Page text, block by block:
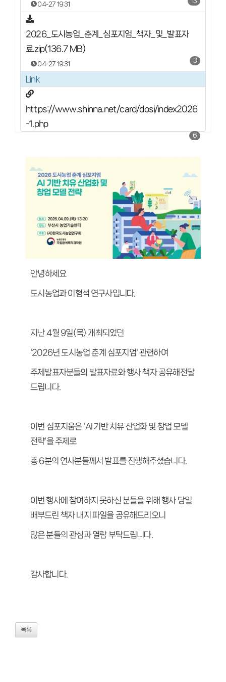
04-27 19:31
2026_도시농업_춘계_심포지엄_책자_및_발표자
료.zip(136.7 MB)
04-27 19:31
3
Link
https://www.shinna.net/card/dosi/index2026
-1.php
6
안녕하세요
도시농업과 이형석 연구사입니다.
지난 4월 9일(목) 개최되었던
'2026년 도시농업 춘계 심포지엄' 관련하여
주제발표자분들의 발표자료와 행사 책자 공유해전달
드립니다.
이번 심포지움은 'AI 기반 치유 산업화 및 창업 모델
전략'​을 주제로
총 6분의 연사분들께서 발표를 진행해주셨습니다.
이번 행사에 참여하지 못하신 분들을 위해 행사 당일
배부드린 책자 내지 파일을 공유해드리오니
많은 분들의 관심과 열람 부탁드립니다.
감사합니다.
목록